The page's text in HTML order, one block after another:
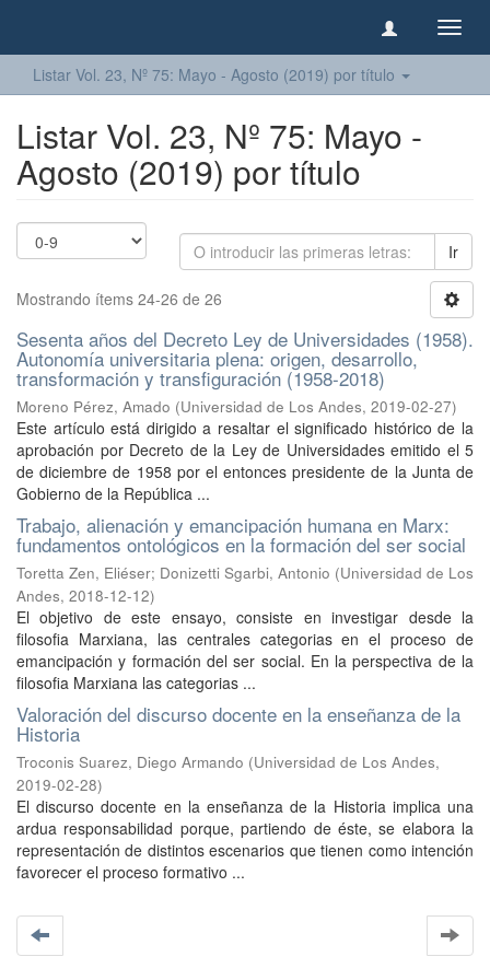
Listar Vol. 23, Nº 75: Mayo - Agosto (2019) por título
Listar Vol. 23, Nº 75: Mayo -
Agosto (2019) por título
Ir
Mostrando ítems 24-26 de 26
Sesenta años del Decreto Ley de Universidades (1958).
Autonomía universitaria plena: origen, desarrollo,
transformación y transfiguración (1958-2018)
Moreno Pérez, Amado (Universidad de Los Andes, 2019-02-27)
Este artículo está dirigido a resaltar el significado histórico de la
aprobación por Decreto de la Ley de Universidades emitido el 5
de diciembre de 1958 por el entonces presidente de la Junta de
Gobierno de la República ...
Trabajo, alienación y emancipación humana en Marx:
fundamentos ontológicos en la formación del ser social
Toretta Zen, Eliéser; Donizetti Sgarbi, Antonio (Universidad de Los
Andes, 2018-12-12)
El objetivo de este ensayo, consiste en investigar desde la
filosofia Marxiana, las centrales categorias en el proceso de
emancipación y formación del ser social. En la perspectiva de la
filosofia Marxiana las categorias ...
Valoración del discurso docente en la enseñanza de la
Historia
Troconis Suarez, Diego Armando (Universidad de Los Andes,
2019-02-28)
El discurso docente en la enseñanza de la Historia implica una
ardua responsabilidad porque, partiendo de éste, se elabora la
representación de distintos escenarios que tienen como intención
favorecer el proceso formativo ...